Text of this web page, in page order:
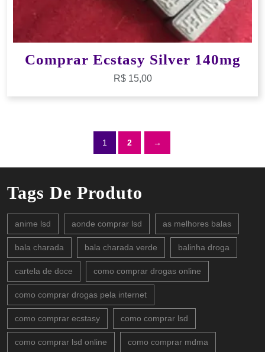
Comprar Ecstasy Silver 140mg
R$15,00
1 2 →
Tags De Produto
anime lsd aonde comprar lsd as melhores balas
bala charada bala charada verde balinha droga
cartela de doce como comprar drogas online
como comprar drogas pela internet
como comprar ecstasy como comprar lsd
como comprar lsd online como comprar mdma